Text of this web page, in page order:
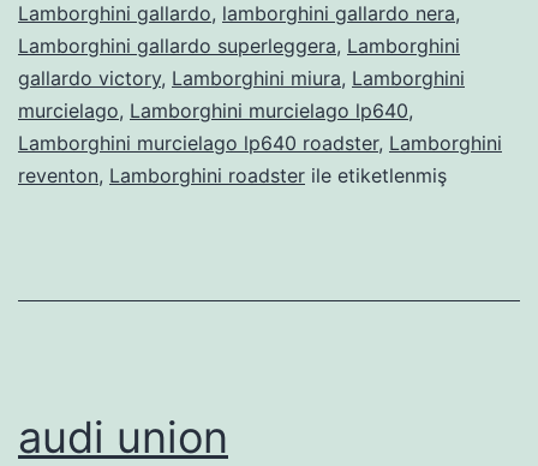
Lamborghini gallardo, lamborghini gallardo nera,
Lamborghini gallardo superleggera, Lamborghini
gallardo victory, Lamborghini miura, Lamborghini
murcielago, Lamborghini murcielago lp640,
Lamborghini murcielago lp640 roadster, Lamborghini
reventon, Lamborghini roadster ile etiketlenmiş
audi union